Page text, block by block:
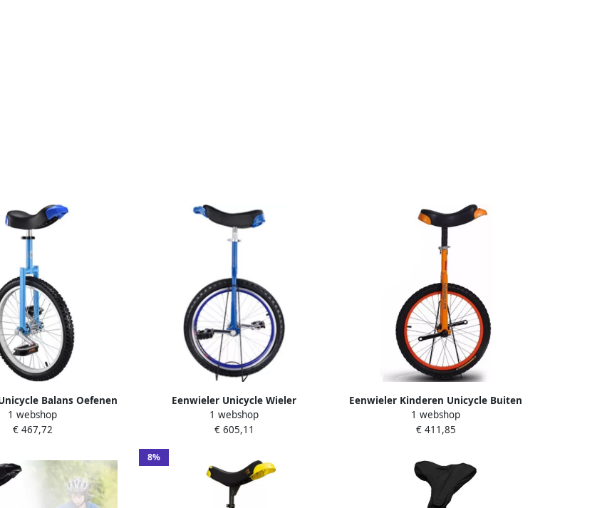
Balans Oefenen
18 inch Blauw
1 webshop
€ 467,72
Eenwieler Unicycle Wieler
Buitensporten Verstelbaar zadel 24
inch Blauw
1 webshop
€ 605,11
Eenwieler Kinderen Unicycle Buiten
Spelen Verstelbaar Zadel 16 Inch Wiel
Oranje
1 webshop
€ 411,85
8%